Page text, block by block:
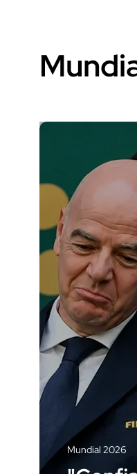
Mundial 2026